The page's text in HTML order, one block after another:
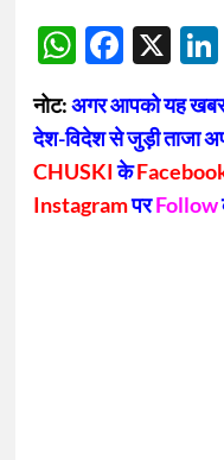
X
नोट:अगर आपको यह
देश-विदेश से जुड़ी ताजा
CHUSKIके
InstagramपरFollow